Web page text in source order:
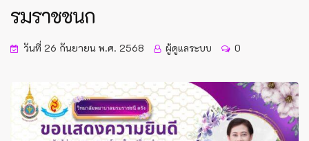
รมราชชนก
วันที่ 26 กันยายน พ.ศ. 2568 ผู้ดูแลระบบ 0